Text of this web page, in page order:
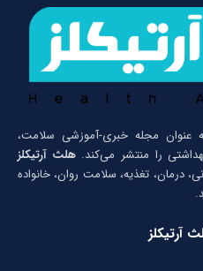
سال 1396 به عنوان مجله خبری-آموزشی سلامت،
را منتشر می‌کند.هلث آرتیکلز
درمان، تغذیه، سلامت روان، خانواده
آرتیکلز